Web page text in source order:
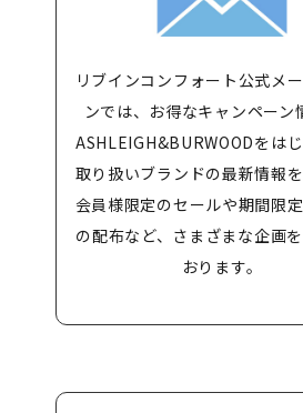
リブインコンフォート公式メ
ンでは、お得なキャンペーン
ASHLEIGH&BURWOODをは
取り扱いブランドの最新情報
会員様限定のセールや期間限
の配布など、さまざまな企画
おります。